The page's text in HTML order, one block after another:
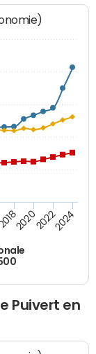
202020222024
Puivert en